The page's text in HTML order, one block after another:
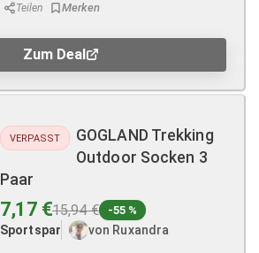
Teilen
Zum Deal
VERPASST
GOGLAND Trekking
Outdoor Socken 3
Paar
7,17 €15,94 € -55 %
Sportspar von Ruxandra